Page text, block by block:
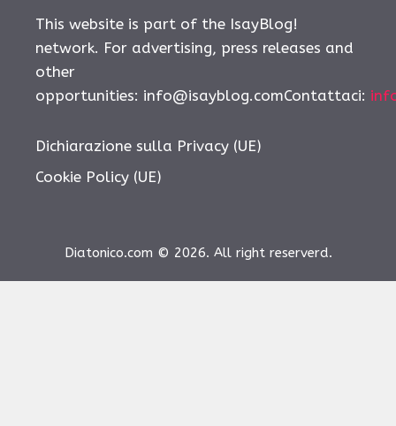
This website is part of the IsayBlog!
network. For advertising, press releases and
other
opportunities: info@isayblog.comContattaci:
Dichiarazione sulla Privacy (UE)
Cookie Policy (UE)
Diatonico.com © 2026. All right reserverd.